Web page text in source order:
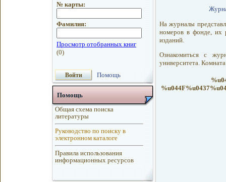
№ карты:
Фамилия:
Помощь
Помощь
Общая схема поиска
литературы
Руководство по поиску в
электронном каталоге
Правила использования
информационных ресурсов
На журналы
номеров в фонде, их
изданий.
Ознакомиться с
университета.